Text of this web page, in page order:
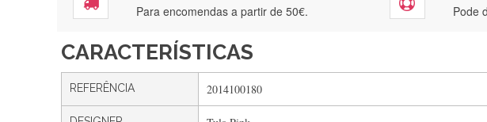
Para encomendas a partir de 50€. Pode
CARACTERÍSTICAS
REFERÊNCIA 2014100180